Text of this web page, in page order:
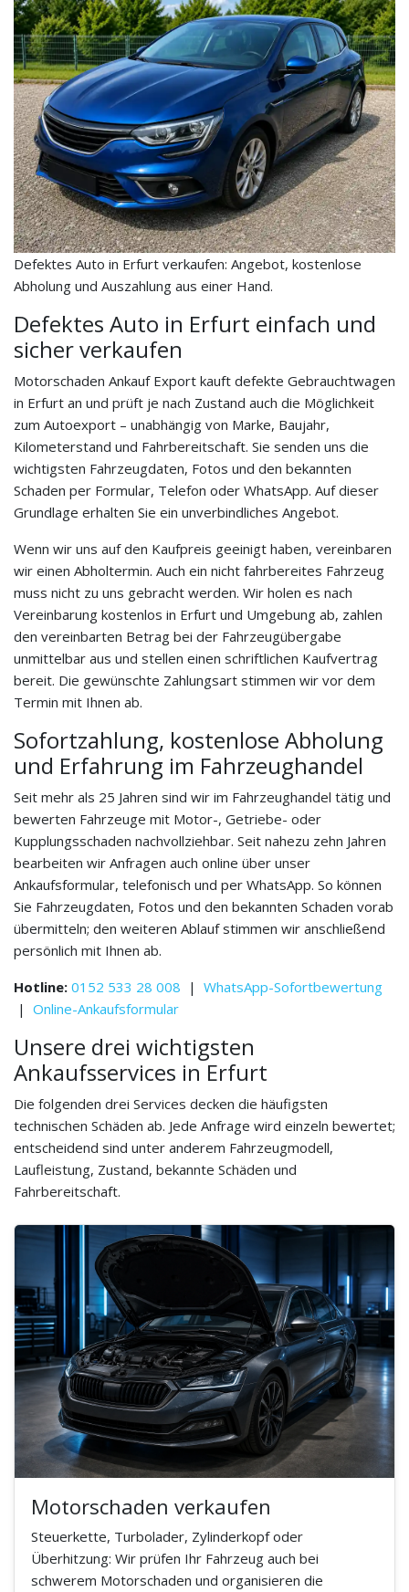
Defektes Auto in Erfurt verkaufen: Angebot, kostenlose
Abholung und Auszahlung aus einer Hand.
Defektes Auto in Erfurt einfach und
sicher verkaufen
Motorschaden Ankauf Export kauft defekte Gebrauchtwagen
in Erfurt an und prüft je nach Zustand auch die Möglichkeit
zum Autoexport – unabhängig von Marke, Baujahr,
Kilometerstand und Fahrbereitschaft. Sie senden uns die
wichtigsten Fahrzeugdaten, Fotos und den bekannten
Schaden per Formular, Telefon oder WhatsApp. Auf dieser
Grundlage erhalten Sie ein unverbindliches Angebot.
Wenn wir uns auf den Kaufpreis geeinigt haben, vereinbaren
wir einen Abholtermin. Auch ein nicht fahrbereites Fahrzeug
muss nicht zu uns gebracht werden. Wir holen es nach
Vereinbarung kostenlos in Erfurt und Umgebung ab, zahlen
den vereinbarten Betrag bei der Fahrzeugübergabe
unmittelbar aus und stellen einen schriftlichen Kaufvertrag
bereit. Die gewünschte Zahlungsart stimmen wir vor dem
Termin mit Ihnen ab.
Sofortzahlung, kostenlose Abholung
und Erfahrung im Fahrzeughandel
Seit mehr als 25 Jahren sind wir im Fahrzeughandel tätig und
bewerten Fahrzeuge mit Motor-, Getriebe- oder
Kupplungsschaden nachvollziehbar. Seit nahezu zehn Jahren
bearbeiten wir Anfragen auch online über unser
Ankaufsformular, telefonisch und per WhatsApp. So können
Sie Fahrzeugdaten, Fotos und den bekannten Schaden vorab
übermitteln; den weiteren Ablauf stimmen wir anschließend
persönlich mit Ihnen ab.
Hotline: 0152 533 28 008 | WhatsApp-Sofortbewertung
| Online-Ankaufsformular
Unsere drei wichtigsten
Ankaufsservices in Erfurt
Die folgenden drei Services decken die häufigsten
technischen Schäden ab. Jede Anfrage wird einzeln bewertet;
entscheidend sind unter anderem Fahrzeugmodell,
Laufleistung, Zustand, bekannte Schäden und
Fahrbereitschaft.
Motorschaden verkaufen
Steuerkette, Turbolader, Zylinderkopf oder
Überhitzung: Wir prüfen Ihr Fahrzeug auch bei
schwerem Motorschaden und organisieren die